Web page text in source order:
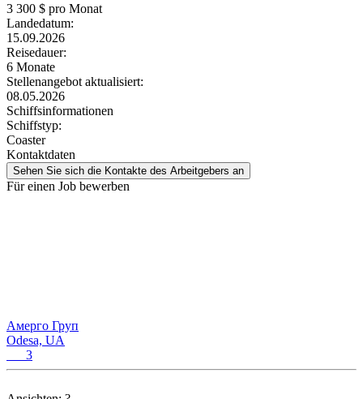
3 300 $ pro Monat
Landedatum:
15.09.2026
Reisedauer:
6 Monate
Stellenangebot aktualisiert:
08.05.2026
Schiffsinformationen
Schiffstyp:
Coaster
Kontaktdaten
Sehen Sie sich die Kontakte des Arbeitgebers an
Für einen Job bewerben
Амерго Груп
Odesa, UA
3